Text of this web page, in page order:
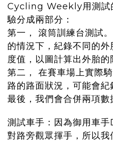
Cycling Weekly用測試
驗分成兩部分：
第一，
滾筒訓練台測試
的情況下，紀錄不同的
度值，以圖計算出外胎的
第二，
在賽車場上實際
路的路面狀況，可能會紀
最後，我們會合併兩項數
測試車手：因為御用車
對路旁觀眾揮手，所以